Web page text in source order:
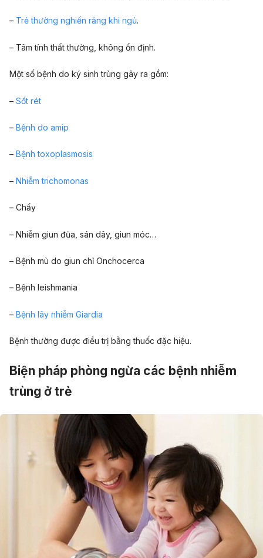
– Trẻ thường nghiến răng khi ngủ.
– Tâm tính thất thường, không ổn định.
Một số bệnh do ký sinh trùng gây ra gồm:
– Sốt rét
– Bệnh do amip
– Bệnh toxoplasmosis
– Nhiễm trichomonas
– Chấy
– Nhiễm giun đũa, sán dây, giun móc…
– Bệnh mù do giun chỉ Onchocerca
– Bệnh leishmania
– Bệnh lây nhiễm Giardia
Bệnh thường được điều trị bằng thuốc đặc hiệu.
Biện pháp phòng ngừa các bệnh nhiễm
trùng ở trẻ